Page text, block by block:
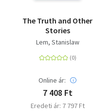
The Truth and Other
Stories
Lem, Stanislaw
Online ár:
7 408 Ft
Eredeti ár: 7 797 Ft